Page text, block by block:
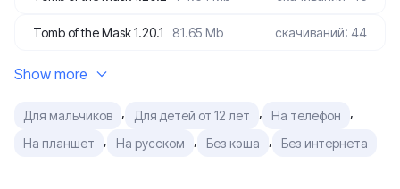
Tomb of the Mask 1.20.1 81.65 Mb скачиваний: 44
Show more
Для мальчиков , Для детей от 12 лет , На телефон ,
На планшет , На русском , Без кэша , Без интернета